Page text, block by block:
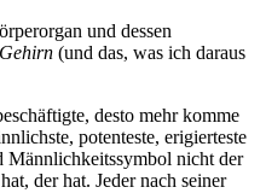
und dessen
Gehirn (und das, was ich daraus
desto mehr komme
potenteste, erigierteste
Männlichkeitssymbol nicht der
der hat. Jeder nach seiner